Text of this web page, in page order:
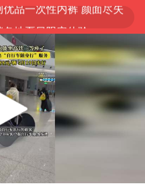
各地夏日限定体验
视频丨中国东方电气集团原党组副书记、董事宋致远被查
台风白海豚闭眼浙江上海处于危险半圆
宏福苑火灾或由烟头引起
网约车司机充电时猝死保险拒赔
豚将正面袭击贯穿浙江
虎 宋致远被查